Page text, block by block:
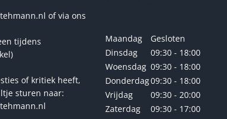
productpagina
of via ons
tijdens
of kritiek heeft,
sturen naar:
Maandag
Gesloten
Dinsdag
09:30 - 18:00
Woensdag 09:30 - 18:00
Donderdag09:30 - 18:00
Vrijdag
09:30 - 20:00
Zaterdag
09:30 - 17:00